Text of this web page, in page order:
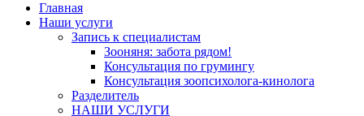
Главная
Наши услуги
Запись к специалистам
Зооняня: забота рядом!
Консультация по грумингу
Консультация зоопсихолога-кинолога
Pазделитель
НАШИ УСЛУГИ